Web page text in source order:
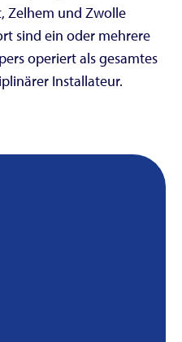
Zelhem und Zwolle
sind ein oder mehrere
operiert als gesamtes
Installateur.